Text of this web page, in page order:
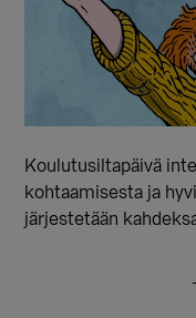
Koulutusiltapäivä
kohtaamisesta ja
järjestetään